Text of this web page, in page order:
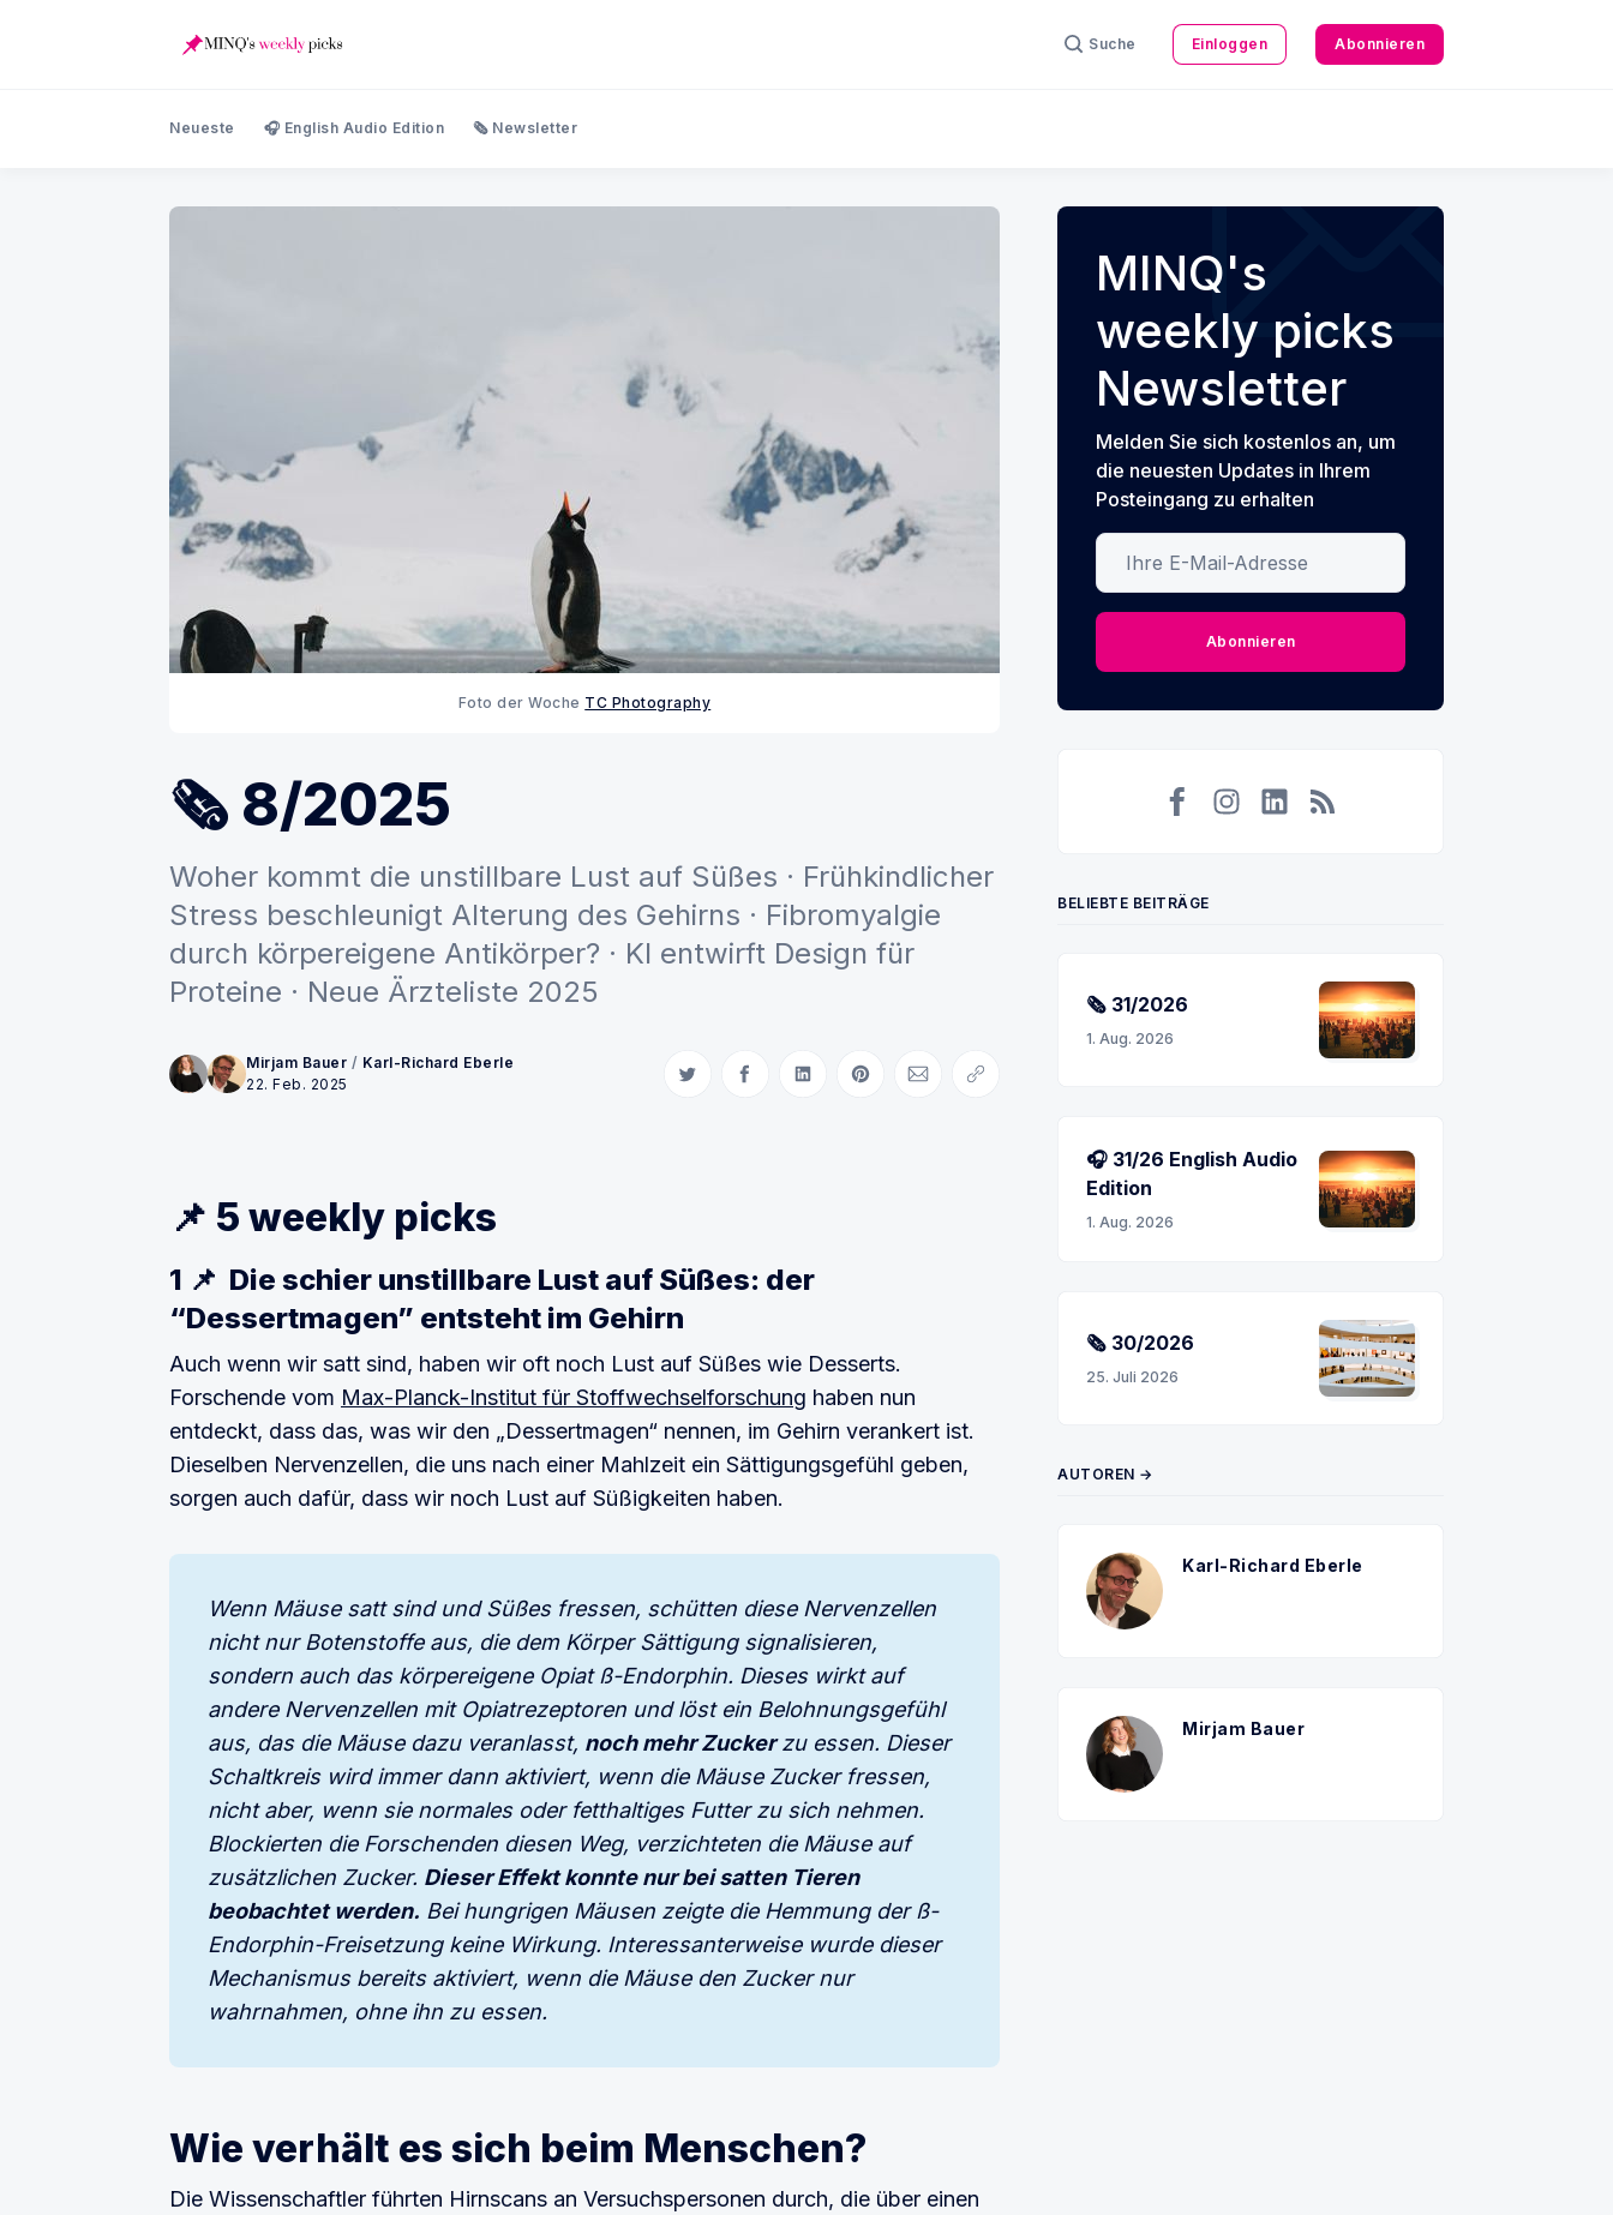
Suche Einloggen Abonnieren
Neueste 🎧 English Audio Edition 🗞️ Newsletter
Foto der Woche TC Photography
🗞 8/2025
Woher kommt die unstillbare Lust auf Süßes · Frühkindlicher
Stress beschleunigt Alterung des Gehirns · Fibromyalgie
durch körpereigene Antikörper? · KI entwirft Design für
Proteine · Neue Ärzteliste 2025
Mirjam Bauer / Karl-Richard Eberle
22. Feb. 2025
Auf Twitter teilen
Auf Facebook teilen
Auf LinkedIn teilen
Auf Pinterest teilen
Per E-Mail teilen
Link kopieren
📌 5 weekly picks
1 📌 Die schier unstillbare Lust auf Süßes: der
“Dessertmagen” entsteht im Gehirn
Auch wenn wir satt sind, haben wir oft noch Lust auf Süßes wie Desserts.
Forschende vom Max-Planck-Institut für Stoffwechselforschung haben nun
entdeckt, dass das, was wir den „Dessertmagen“ nennen, im Gehirn verankert ist.
Dieselben Nervenzellen, die uns nach einer Mahlzeit ein Sättigungsgefühl geben,
sorgen auch dafür, dass wir noch Lust auf Süßigkeiten haben.
Wenn Mäuse satt sind und Süßes fressen, schütten diese Nervenzellen
nicht nur Botenstoffe aus, die dem Körper Sättigung signalisieren,
sondern auch das körpereigene Opiat ß-Endorphin. Dieses wirkt auf
andere Nervenzellen mit Opiatrezeptoren und löst ein Belohnungsgefühl
aus, das die Mäuse dazu veranlasst, noch mehr Zucker zu essen. Dieser
Schaltkreis wird immer dann aktiviert, wenn die Mäuse Zucker fressen,
nicht aber, wenn sie normales oder fetthaltiges Futter zu sich nehmen.
Blockierten die Forschenden diesen Weg, verzichteten die Mäuse auf
zusätzlichen Zucker. Dieser Effekt konnte nur bei satten Tieren
beobachtet werden. Bei hungrigen Mäusen zeigte die Hemmung der ß-
Endorphin-Freisetzung keine Wirkung. Interessanterweise wurde dieser
Mechanismus bereits aktiviert, wenn die Mäuse den Zucker nur
wahrnahmen, ohne ihn zu essen.
Wie verhält es sich beim Menschen?
Die Wissenschaftler führten Hirnscans an Versuchspersonen durch, die über einen
MINQ's
weekly picks
Newsletter
Melden Sie sich kostenlos an, um
die neuesten Updates in Ihrem
Posteingang zu erhalten
Ihre E-Mail-Adresse
Abonnieren
BELIEBTE BEITRÄGE
🗞 31/2026
1. Aug. 2026
🎧 31/26 English Audio
Edition
1. Aug. 2026
🗞 30/2026
25. Juli 2026
AUTOREN →
Karl-Richard Eberle
Mirjam Bauer